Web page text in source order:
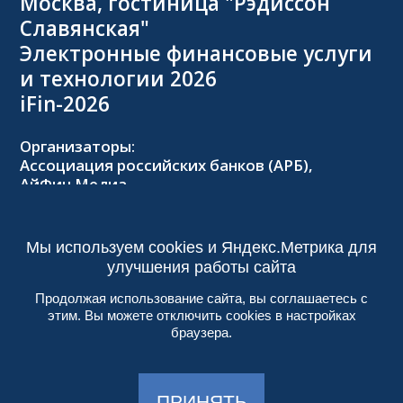
Славянская"
Электронные финансовые услуги
и технологии 2026
iFin-2026
Организаторы:
Ассоциация российских банков (АРБ),
АйФин Медиа
Тел.: +7 (495) 229-8502, 2026@forumifin.ru
© 2013-2024, ООО «АйФин Медиа»
Пользовательское соглашение
Создание сайта:
Мы используем cookies и Яндекс.Метрика для
улучшения работы сайта
Продолжая использование сайта, вы соглашаетесь с
этим. Вы можете отключить cookies в настройках
браузера.